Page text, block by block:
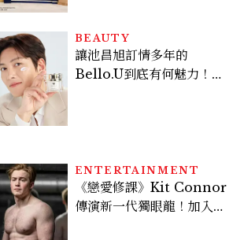
BEAUTY
讓池昌旭訂情多年的
Bello.U到底有何魅力！揭
ENTERTAINMENT
《戀愛修課》Kit Connor
傳演新一代獨眼龍！加入新